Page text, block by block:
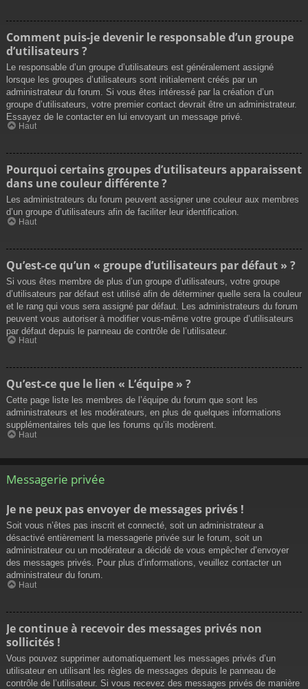
Comment puis-je devenir le responsable d’un groupe
d’utilisateurs ?
Le responsable d’un groupe d’utilisateurs est généralement assigné
lorsque les groupes d’utilisateurs sont initialement créés par un
administrateur du forum. Si vous êtes intéressé par la création d’un
groupe d’utilisateurs, votre premier contact devrait être un administrateur.
Essayez de le contacter en lui envoyant un message privé.
Haut
Pourquoi certains groupes d’utilisateurs apparaissent
dans une couleur différente ?
Les administrateurs du forum peuvent assigner une couleur aux membres
d’un groupe d’utilisateurs afin de faciliter leur identification.
Haut
Qu’est-ce qu’un « groupe d’utilisateurs par défaut » ?
Si vous êtes membre de plus d’un groupe d’utilisateurs, votre groupe
d’utilisateurs par défaut est utilisé afin de déterminer quelle sera la couleur
et le rang qui vous sera assigné par défaut. Les administrateurs du forum
peuvent vous autoriser à modifier vous-même votre groupe d’utilisateurs
par défaut depuis le panneau de contrôle de l’utilisateur.
Haut
Qu’est-ce que le lien « L’équipe » ?
Cette page liste les membres de l’équipe du forum que sont les
administrateurs et les modérateurs, en plus de quelques informations
supplémentaires tels que les forums qu’ils modèrent.
Haut
Messagerie privée
Je ne peux pas envoyer de messages privés !
Soit vous n’êtes pas inscrit et connecté, soit un administrateur a
désactivé entièrement la messagerie privée sur le forum, soit un
administrateur ou un modérateur a décidé de vous empêcher d’envoyer
des messages privés. Pour plus d’informations, veuillez contacter un
administrateur du forum.
Haut
Je continue à recevoir des messages privés non
sollicités !
Vous pouvez supprimer automatiquement les messages privés d’un
utilisateur en utilisant les règles de messages depuis le panneau de
contrôle de l’utilisateur. Si vous recevez des messages privés de manière